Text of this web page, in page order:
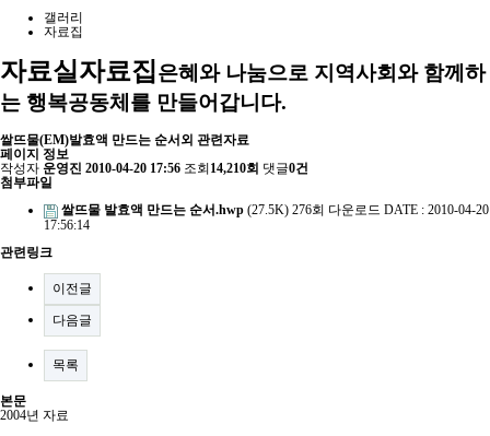
갤러리
자료집
자료실자료집은혜와 나눔으로 지역사회와 함께하
는 행복공동체를 만들어갑니다.
쌀뜨물(EM)발효액 만드는 순서외 관련자료
페이지 정보
작성자 운영진 2010-04-20 17:56 조회 14,210회 댓글0건
첨부파일
쌀뜨물 발효액 만드는 순서.hwp (27.5K) 276회 다운로드 DATE : 2010-04-20
17:56:14
관련링크
이전글
다음글
목록
본문
2004년 자료